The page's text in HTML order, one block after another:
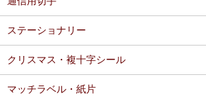
ステーショナリー
クリスマス・複十字シール
マッチラベル・紙片